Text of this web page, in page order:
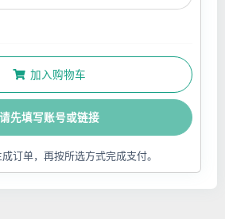
加入购物车
请先填写账号或链接
订单，再按所选方式完成支付。